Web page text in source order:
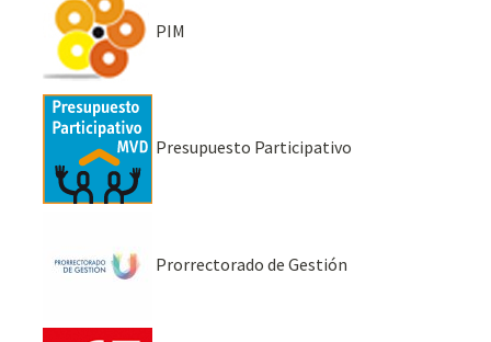
PIM
Presupuesto Participativo
Prorrectorado de Gestión